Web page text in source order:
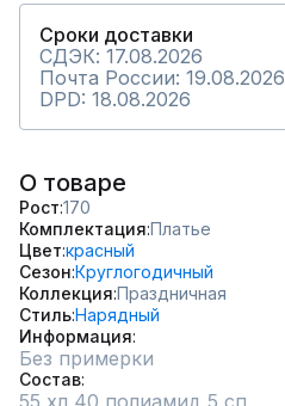
Сроки доставки
СДЭК: 17.08.2026
Почта России: 19.08.2026
DPD: 18.08.2026
О товаре
Рост 170
Комплектация Платье
Цвет красный
Сезон Круглогодичный
Коллекция Праздничная
СтильНарядный
Информация
Без примерки
Состав
55 хл 40 полиамид 5 сп